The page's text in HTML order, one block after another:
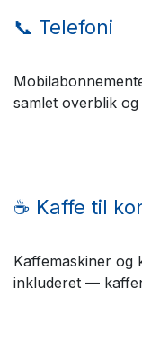
📞 Telefoni
samlet overblik
☕ Kaffe til
Kaffemaskiner og
inkluderet —